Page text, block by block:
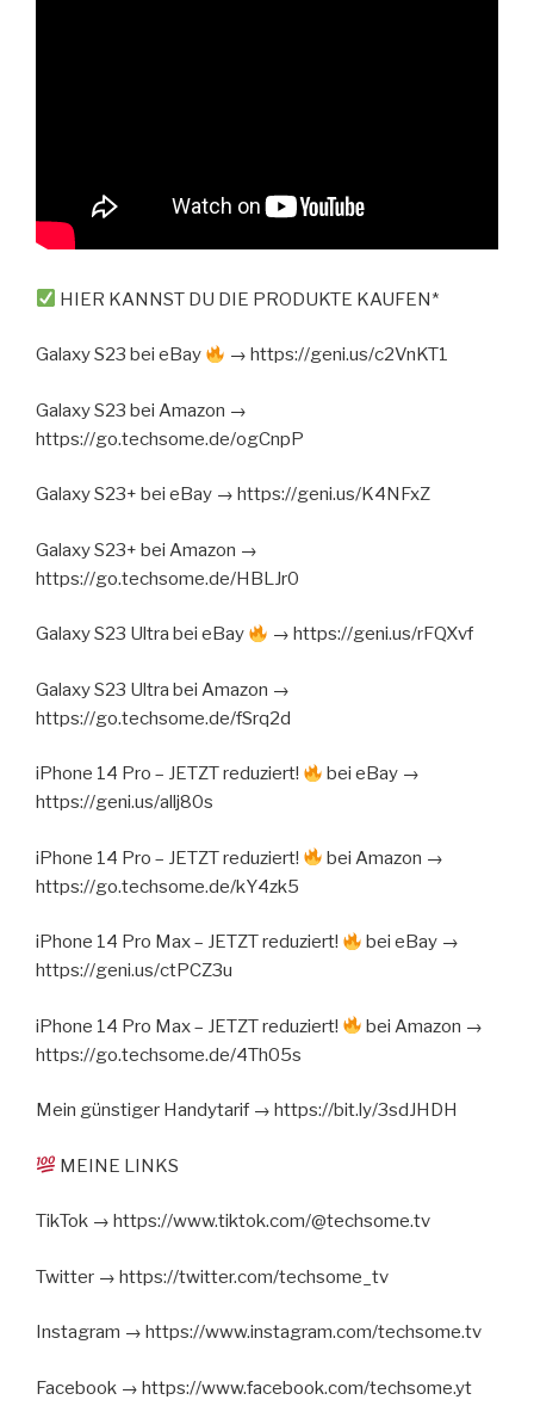
HIER KANNST DU DIE PRODUKTE KAUFEN*
Galaxy S23 bei eBay → https://geni.us/c2VnKT1
Galaxy S23 bei Amazon →
https://go.techsome.de/ogCnpP
Galaxy S23+ bei eBay → https://geni.us/K4NFxZ
Galaxy S23+ bei Amazon →
https://go.techsome.de/HBLJr0
Galaxy S23 Ultra bei eBay → https://geni.us/rFQXvf
Galaxy S23 Ultra bei Amazon →
https://go.techsome.de/fSrq2d
iPhone 14 Pro – JETZT reduziert!
bei eBay →
https://geni.us/allj80s
iPhone 14 Pro – JETZT reduziert!
bei Amazon →
https://go.techsome.de/kY4zk5
iPhone 14 Pro Max – JETZT reduziert!
bei eBay →
https://geni.us/ctPCZ3u
iPhone 14 Pro Max – JETZT reduziert!
bei Amazon →
https://go.techsome.de/4Th05s
Mein günstiger Handytarif → https://bit.ly/3sdJHDH
MEINE LINKS
TikTok → https://www.tiktok.com/@techsome.tv
Twitter → https://twitter.com/techsome_tv
Instagram → https://www.instagram.com/techsome.tv
Facebook → https://www.facebook.com/techsome.yt